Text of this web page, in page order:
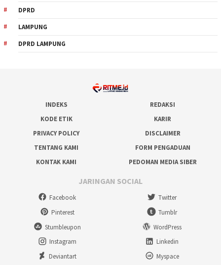
DPRD
LAMPUNG
DPRD LAMPUNG
INDEKS
REDAKSI
KODE ETIK
KARIR
PRIVACY POLICY
DISCLAIMER
TENTANG KAMI
FORM PENGADUAN
KONTAK KAMI
PEDOMAN MEDIA SIBER
JARINGAN SOCIAL
Facebook
Twitter
Pinterest
Tumblr
Stumbleupon
WordPress
Instagram
Linkedin
Deviantart
Myspace